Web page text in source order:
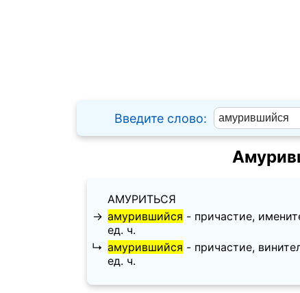
Введите слово:
АМУРИТЬСЯ
→ амурившийся - причастие,
ед. ч.
↳ амурившийся - причастие,
ед. ч.